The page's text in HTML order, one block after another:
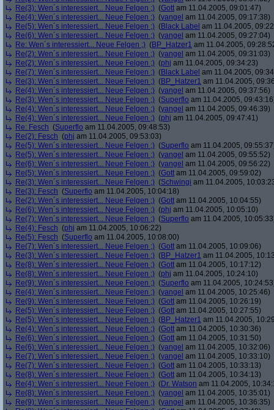
Re(3): Wen´s interessiert... Neue Felgen ;) (Gott am 11.04.2005, 09:01:47)
Re(4): Wen´s interessiert... Neue Felgen ;) (yangel am 11.04.2005, 09:17:38)
Re(5): Wen´s interessiert... Neue Felgen ;) (Black Label am 11.04.2005,
Re(6): Wen´s interessiert... Neue Felgen ;) (yangel am 11.04.2005, 09:27:04)
Re: Wen´s interessiert... Neue Felgen ;) (BP_Hatzer1 am 11.04.2005,
Re(2): Wen´s interessiert... Neue Felgen ;) (yangel am 11.04.2005, 09:31:03)
Re(2): Wen´s interessiert... Neue Felgen ;) (phj am 11.04.2005, 09:34:23)
Re(7): Wen´s interessiert... Neue Felgen ;) (Black Label am 11.04.2005,
Re(3): Wen´s interessiert... Neue Felgen ;) (BP_Hatzer1 am 11.04.2005,
Re(4): Wen´s interessiert... Neue Felgen ;) (yangel am 11.04.2005, 09:37:56)
Re(3): Wen´s interessiert... Neue Felgen ;) (Superflo am 11.04.2005,
Re(4): Wen´s interessiert... Neue Felgen ;) (yangel am 11.04.2005, 09:46:39)
Re(4): Wen´s interessiert... Neue Felgen ;) (phj am 11.04.2005, 09:47:41)
Re: Fesch (Superflo am 11.04.2005, 09:48:53)
Re(2): Fesch (phj am 11.04.2005, 09:53:03)
Re(5): Wen´s interessiert... Neue Felgen ;) (Superflo am 11.04.2005,
Re(5): Wen´s interessiert... Neue Felgen ;) (yangel am 11.04.2005, 09:55:52)
Re(6): Wen´s interessiert... Neue Felgen ;) (yangel am 11.04.2005, 09:56:22)
Re(5): Wen´s interessiert... Neue Felgen ;) (Gott am 11.04.2005, 09:59:02)
Re(3): Wen´s interessiert... Neue Felgen ;) (Schwingi am 11.04.2005,
Re(3): Fesch (Superflo am 11.04.2005, 10:04:18)
Re(2): Wen´s interessiert... Neue Felgen ;) (Gott am 11.04.2005, 10:04:55)
Re(6): Wen´s interessiert... Neue Felgen ;) (phj am 11.04.2005, 10:05:10)
Re(7): Wen´s interessiert... Neue Felgen ;) (Superflo am 11.04.2005,
Re(4): Fesch (phj am 11.04.2005, 10:06:22)
Re(5): Fesch (Superflo am 11.04.2005, 10:08:00)
Re(7): Wen´s interessiert... Neue Felgen ;) (Gott am 11.04.2005, 10:09:06)
Re(3): Wen´s interessiert... Neue Felgen ;) (BP_Hatzer1 am 11.04.2005,
Re(8): Wen´s interessiert... Neue Felgen ;) (Gott am 11.04.2005, 10:17:12)
Re(8): Wen´s interessiert... Neue Felgen ;) (phj am 11.04.2005, 10:24:10)
Re(9): Wen´s interessiert... Neue Felgen ;) (Superflo am 11.04.2005,
Re(4): Wen´s interessiert... Neue Felgen ;) (yangel am 11.04.2005, 10:25:46)
Re(9): Wen´s interessiert... Neue Felgen ;) (Gott am 11.04.2005, 10:26:19)
Re(5): Wen´s interessiert... Neue Felgen ;) (Gott am 11.04.2005, 10:27:55)
Re(5): Wen´s interessiert... Neue Felgen ;) (BP_Hatzer1 am 11.04.2005,
Re(4): Wen´s interessiert... Neue Felgen ;) (Gott am 11.04.2005, 10:30:36)
Re(6): Wen´s interessiert... Neue Felgen ;) (Gott am 11.04.2005, 10:31:50)
Re(6): Wen´s interessiert... Neue Felgen ;) (yangel am 11.04.2005, 10:32:06)
Re(7): Wen´s interessiert... Neue Felgen ;) (yangel am 11.04.2005, 10:33:10)
Re(7): Wen´s interessiert... Neue Felgen ;) (Gott am 11.04.2005, 10:33:13)
Re(8): Wen´s interessiert... Neue Felgen ;) (Gott am 11.04.2005, 10:34:13)
Re(4): Wen´s interessiert... Neue Felgen ;) (Dr. Watson am 11.04.2005,
Re(8): Wen´s interessiert... Neue Felgen ;) (yangel am 11.04.2005, 10:35:01)
Re(9): Wen´s interessiert... Neue Felgen ;) (yangel am 11.04.2005, 10:36:35)